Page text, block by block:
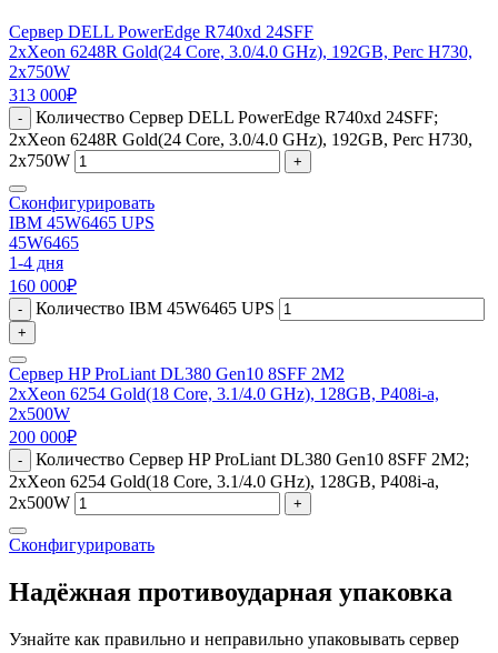
Сервер DELL PowerEdge R740xd 24SFF
2xXeon 6248R Gold(24 Core, 3.0/4.0 GHz), 192GB, Perc H730,
2x750W
313 000₽
-
Количество Сервер DELL PowerEdge R740xd 24SFF;
2xXeon 6248R Gold(24 Core, 3.0/4.0 GHz), 192GB, Perc H730,
2x750W
+
Сконфигурировать
IBM 45W6465 UPS
45W6465
1-4 дня
160 000₽
- Количество IBM 45W6465 UPS
+
Сервер HP ProLiant DL380 Gen10 8SFF 2M2
2xXeon 6254 Gold(18 Core, 3.1/4.0 GHz), 128GB, P408i-a,
2x500W
200 000₽
-
Количество Сервер HP ProLiant DL380 Gen10 8SFF 2M2;
2xXeon 6254 Gold(18 Core, 3.1/4.0 GHz), 128GB, P408i-a,
2x500W
+
Сконфигурировать
Надёжная противоударная упаковка
Узнайте как правильно и неправильно упаковывать сервер